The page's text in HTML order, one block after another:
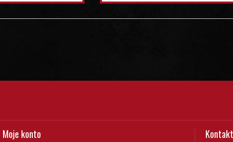
Moje konto Kontakt